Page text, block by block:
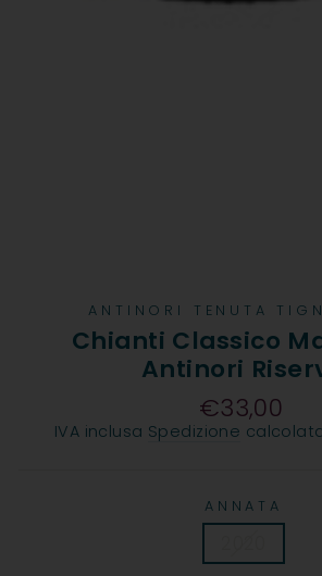
ANTINORI TENUTA
Chianti Classico
Antinori
Prezzo
€33,00
IVA inclusa Spedizione
ANNATA